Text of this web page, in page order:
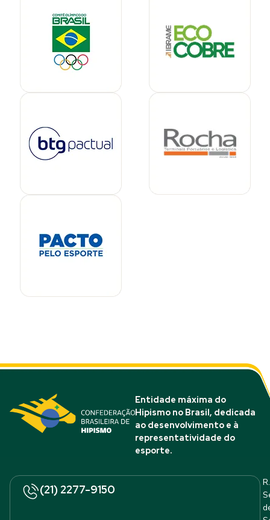
Entidade máxima do
Hipismo no Brasil, dedicada
ao desenvolvimento e à
representatividade do
esporte.
(21) 2277-9150
R.